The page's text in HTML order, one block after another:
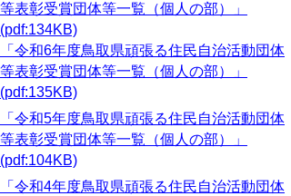
等表彰受賞団体等一覧（個人の部）」
(pdf:134KB)
「令和6年度鳥取県頑張る住民自治活動団体
等表彰受賞団体等一覧（個人の部）」
(pdf:135KB)
「令和5年度鳥取県頑張る住民自治活動団体
等表彰受賞団体等一覧（個人の部）」
(pdf:104KB)
「令和4年度鳥取県頑張る住民自治活動団体